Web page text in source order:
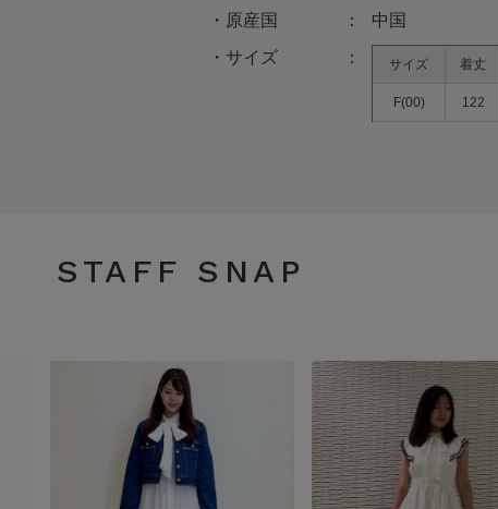
原産国
中国
サイズ
サイズ 着丈
F(00) 122
STAFF SNAP